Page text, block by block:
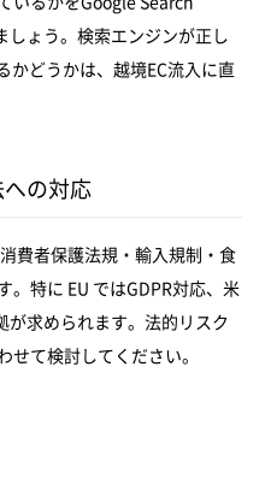
ょう。検索エンジンが正し
かどうかは、越境EC流入に直
の対応
費者保護法規・輸入規制・食
。特に EU ではGDPR対応、米
が求められます。法的リスク
て検討してください。